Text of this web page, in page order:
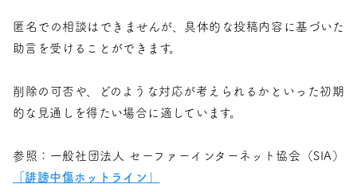
匿名での相談はできませんが、具体的な投稿内容に基づいた
助言を受けることができます。
削除の可否や、どのような対応が考えられるかといった初期
的な見通しを得たい場合に適しています。
参照：一般社団法人 セーファーインターネット協会（SIA）
「誹謗中傷ホットライン」